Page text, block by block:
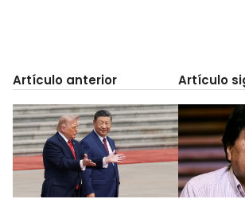
Artículo anterior Artículo